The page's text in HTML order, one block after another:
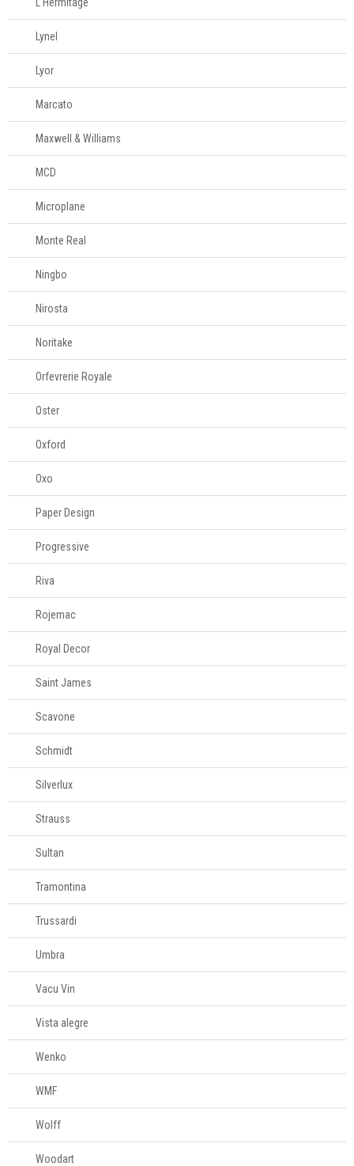
Lynel
Lyor
Marcato
Maxwell & Williams
MCD
Microplane
Monte Real
Ningbo
Nirosta
Noritake
Orfevrerie Royale
Oster
Oxford
Oxo
Paper Design
Progressive
Riva
Rojemac
Royal Decor
Saint James
Scavone
Schmidt
Silverlux
Strauss
Sultan
Tramontina
Trussardi
Umbra
Vacu Vin
Vista alegre
Wenko
WMF
Wolff
Woodart